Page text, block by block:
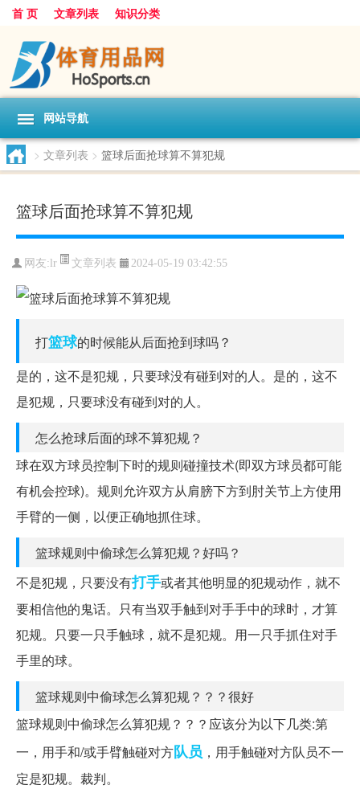
首 页 文章列表 知识分类
网站导航
> 文章列表 > 篮球后面抢球算不算犯规
篮球后面抢球算不算犯规
网友: lr 文章列表 2024-05-19 03:42:55
打篮球的时候能从后面抢到球吗？
是的，这不是犯规，只要球没有碰到对的人。是的，这不
是犯规，只要球没有碰到对的人。
怎么抢球后面的球不算犯规？
球在双方球员控制下时的规则碰撞技术(即双方球员都可能
有机会控球)。规则允许双方从肩膀下方到肘关节上方使用
手臂的一侧，以便正确地抓住球。
篮球规则中偷球怎么算犯规？好吗？
不是犯规，只要没有打手或者其他明显的犯规动作，就不
要相信他的鬼话。只有当双手触到对手手中的球时，才算
犯规。只要一只手触球，就不是犯规。用一只手抓住对手
手里的球。
篮球规则中偷球怎么算犯规？？？很好
篮球规则中偷球怎么算犯规？？？应该分为以下几类:第
一，用手和/或手臂触碰对方队员 ，用手触碰对方队员不一
定是犯规。裁判。